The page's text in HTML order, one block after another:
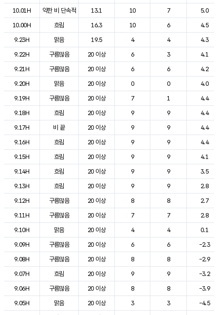
10.01H
약한 비 단속적 13.1 10 7
5.0
10.00H
흐림 16.3 10 6
4.5
9.23H
맑음 19.5 4 4
4.3
9.22H
구름많음 20 이상 6 3
4.1
9.21H
구름많음 20 이상 6 6
4.2
9.20H
맑음 20 이상 0 0
4.0
9.19H
구름많음 20 이상 7 1
4.4
9.18H
흐림 20 이상 9 9
4.4
9.17H
비 끝 20 이상 9 9
4.4
9.16H
흐림 20 이상 9 9
4.4
9.15H
흐림 20 이상 9 9
4.1
9.14H
흐림 20 이상 9 9
3.5
9.13H
흐림 20 이상 9 9
2.8
9.12H
구름많음 20 이상 8 8
2.7
9.11H
구름많음 20 이상 7 7
2.8
9.10H
맑음 20 이상 4 4
0.1
9.09H
구름많음 20 이상 6 6
-2.3
9.08H
구름많음 20 이상 8 8
-2.9
9.07H
흐림 20 이상 9 9
-3.2
9.06H
구름많음 20 이상 8 8
-3.9
9.05H
맑음 20 이상 3 3
-4.5